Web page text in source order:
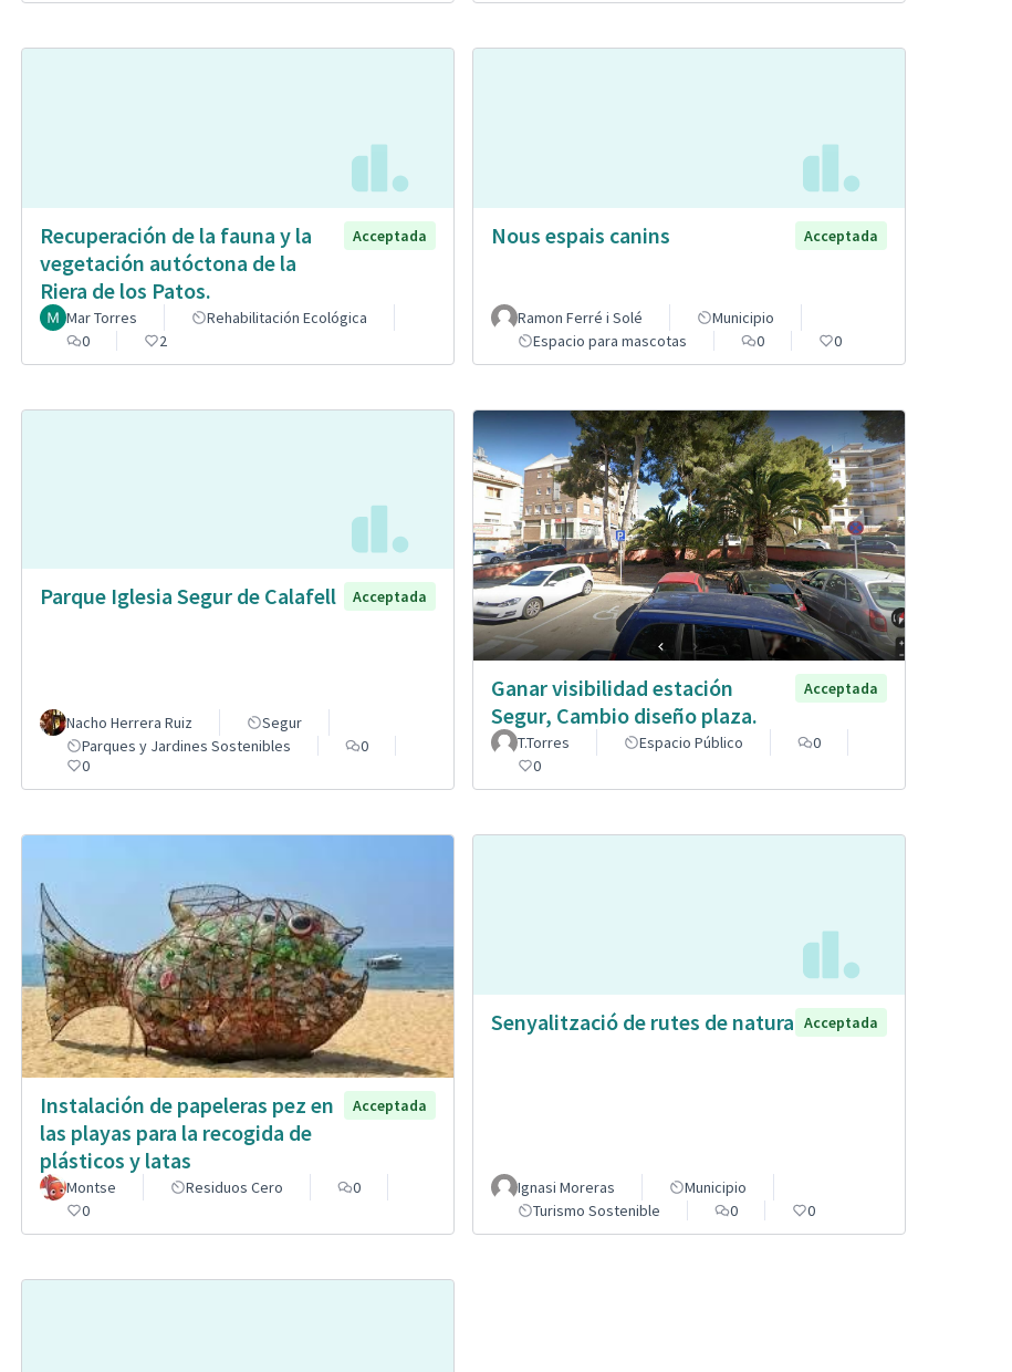
Recuperación de la fauna y la
vegetación autóctona de la
Riera de los Patos.
Acceptada
Mar Torres
Rehabilitación Ecológica
0
2
Nous espais canins Acceptada
Ramon Ferré i Solé
Municipio
Espacio para mascotas
0 0
Parque Iglesia Segur de Calafell Acceptada
Nacho Herrera Ruiz
Segur
Parques y Jardines Sostenibles
0
0
Ganar visibilidad estación
Segur, Cambio diseño plaza.
Acceptada
T.Torres Espacio Público
0
0
Instalación de papeleras pez en
las playas para la recogida de
plásticos y latas
Acceptada
Montse Residuos Cero
0
0
Senyalització de rutes de natura Acceptada
Ignasi Moreras
Municipio
Turismo Sostenible
0 0